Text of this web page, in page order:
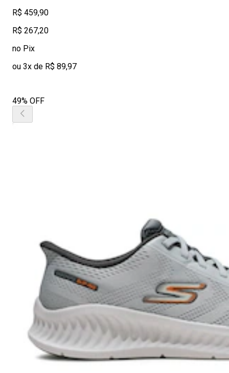
R$ 459,90
R$ 267,20
no Pix
ou 3x de R$ 89,97
49% OFF